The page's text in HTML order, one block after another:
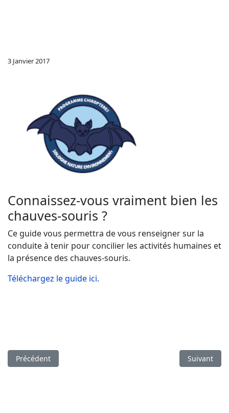
3 Janvier 2017
Connaissez-vous vraiment bien les
chauves-souris ?
Ce guide vous permettra de vous renseigner sur la
conduite à tenir pour concilier les activités humaines et
la présence des chauves-souris.
Téléchargez le guide ici.
Article précédent : Fabrication de mangeoires
Précédent Article
Suivant